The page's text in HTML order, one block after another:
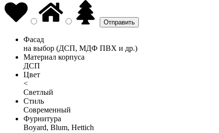
Фасад
на выбор (ДСП, МДФ ПВХ и др.)
Материал корпуса
ДСП
Цвет
<
Светлый
Стиль
Современный
Фурнитура
Boyard, Blum, Hettich